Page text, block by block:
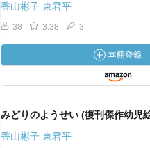
香山彬子 東君平
38 3.38 3
みどりのようせい (復刊傑作幼児
香山彬子 東君平